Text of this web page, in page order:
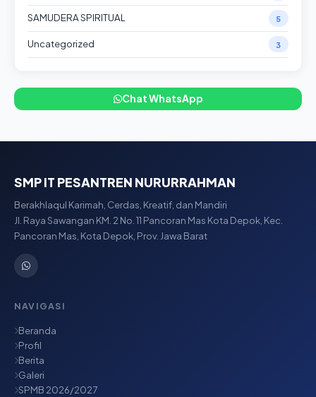
SAMUDERA SPIRITUAL 5
Uncategorized 3
Chat WhatsApp
SMP IT PESANTREN NURURRAHMAN
Berakhlaqul Karimah, Cerdas, Kreatif, dan Mandiri
Jl. Raya Sawangan KM. 2 No. 11 Pancoran Mas Kota Depok, Kec.
Pancoran Mas, Kota Depok, Prov. Jawa Barat
NAVIGASI
Beranda
Profil
Berita
Galeri
SPMB 2026/2027